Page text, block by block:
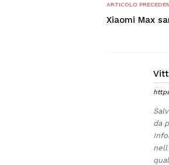
ARTICOLO
Xiaomi Max
da